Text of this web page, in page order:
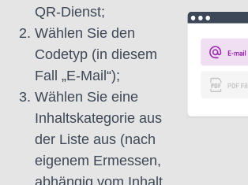
QR-Dienst;
Wählen Sie den
Codetyp (in diesem
Fall „E-Mail“);
Wählen Sie eine
Inhaltskategorie aus
der Liste aus (nach
eigenem Ermessen,